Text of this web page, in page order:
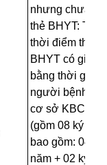
nhưng chưa có
thẻ BHYT: Thay
thời điểm thẻ
BHYT có giá trị
bằng thời gian
người bệnh
cơ sở KBCB
(gồm 08 ký tự,
bao gồm: 04
năm + 02 ký tự